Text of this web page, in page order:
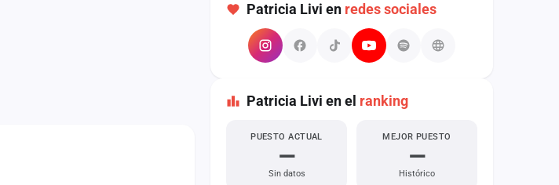
Patricia Livi en redes sociales
Patricia Livi en el ranking
PUESTO ACTUAL
—
Sin datos
MEJOR PUESTO
—
Histórico